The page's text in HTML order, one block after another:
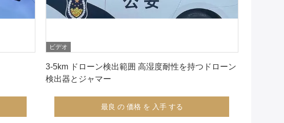
ビデオ
3-5km ドローン検出範囲 高湿度耐性を持つドローン
検出器とジャマー
最良 の 価格 を 入手 する